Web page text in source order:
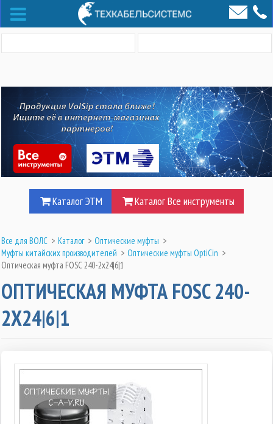
Каталог ЭТМ Каталог Все инструменты
Все для ВОЛС > Каталог > Оптические муфты >
Муфты китайских производителей > Оптические муфты OptiCin >
Оптическая муфта FOSC 240-2x24|6|1
ОПТИЧЕСКАЯ МУФТА FOSC 240-
2X24|6|1